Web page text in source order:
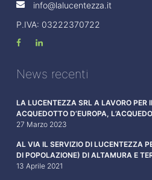
info@lalucentezza.it
P.IVA: 03222370722
News recenti
LA LUCENTEZZA SRL A LAVORO PER
ACQUEDOTTO D’EUROPA,
27 Marzo 2023
AL VIA IL SERVIZIO DI LUCENTEZZA
DI POPOLAZIONE) DI ALTAMURA E
13 Aprile 2021